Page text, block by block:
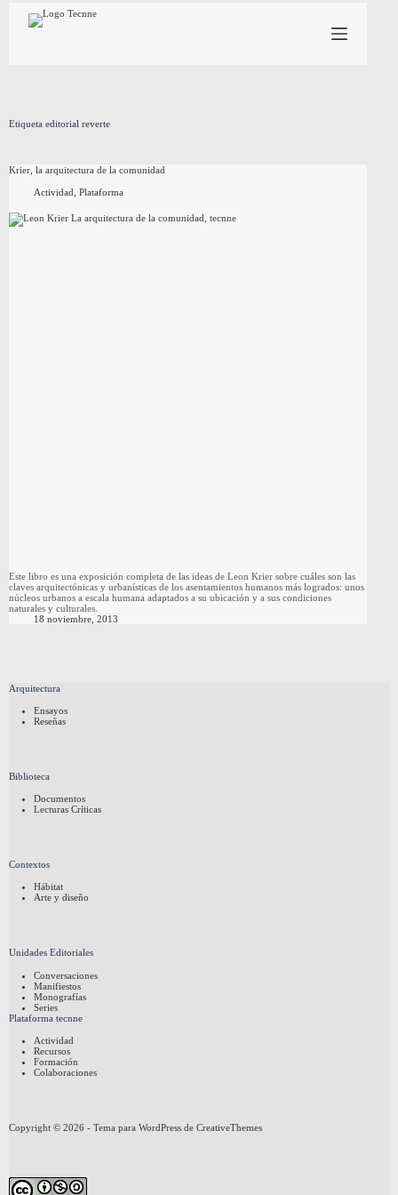
contenido
Etiqueta editorial reverte
Krier, la arquitectura de la comunidad
Actividad Plataforma
Este libro es una exposición completa de las ideas de Leon Krier sobre cuáles son las
claves arquitectónicas y urbanísticas de los asentamientos humanos más logrados: unos
núcleos urbanos a escala humana adaptados a su ubicación y a sus condiciones
naturales y culturales.
18 noviembre, 2013
Arquitectura
Ensayos
Reseñas
Biblioteca
Documentos
Lecturas Críticas
Contextos
Hábitat
Arte y diseño
Unidades Editoriales
Conversaciones
Manifiestos
Monografías
Series
Plataforma tecnne
Actividad
Recursos
Formación
Colaboraciones
Copyright © 2026 - Tema para WordPress de CreativeThemes